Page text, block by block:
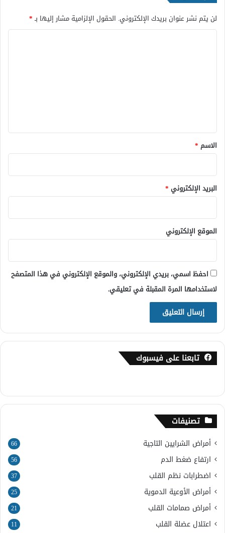
لن يتم نشر عنوان بريدك الإلكتروني. الحقول الإلزامية مشار إليها بـ*
*
الاسم *
البريد الإلكتروني *
الموقع الإلكتروني
احفظ اسمي، بريدي الإلكتروني، والموقع الإلكتروني في هذا المتصفح
لاستخدامها المرة المقبلة في تعليقي.
تابعنا على فيسبوك
تصنيفات
أمراض الشرايين التاجية 66
ارتفاع ضغط الدم 56
اضطرابات نظم القلب 37
أمراض الأوعية الدموية 25
أمراض صمامات القلب 21
اعتلال عضلة القلب 11